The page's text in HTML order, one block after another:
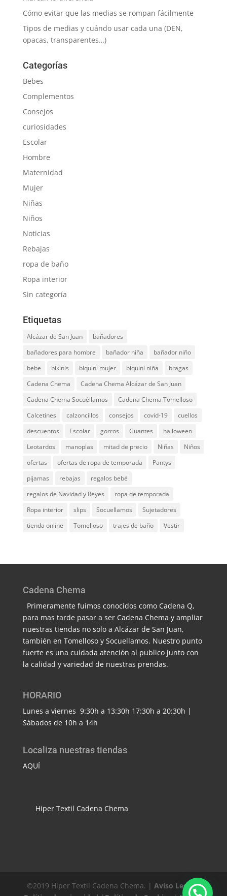
Cómo evitar que las medias se rompan fácilmente
Tipos de medias y cuándo usar cada una (DEN,
opacas, transparentes…)
Categorías
Bebes
Complementos
Consejos
curiosidades
Escolar
Hombre
Maternidad
Mujer
Niñas
Niños
Noticias
Rebajas
ropa de baño
Ropa interior
Sin categoría
Etiquetas
Alcázar de San Juan
bañadores
bañadores para hombre
bañador niña
bañador niño
bebe
bikinis biquini mujer biquini niña
bragas
Cadena Chema
Cadena Chema Alcázar de San Juan
Cadena Chema Socuéllamos
Cadena Chema Tomelloso
Calcetines
calzoncillos consejos covid-19
cuellos
descuentos
Escolar gorros Guantes
halloween
Leotardos
manoplas mitad de precio Niñas
Niños
ofertas
ofertas de ropa de temporada
Pantys
pijamas
rebajas
regalos bebé
regalos de Navidad y Reyes
ropa de temporada
Ropa interior
slips Socuellamos
Sujetadores
tienda online
Tomelloso trajes de baño Vestir
Cadena Chema
Primeramente fuimos conocidos como Cadena Q,
para mas tarde pasar a ser Cadena Chema y ampliar
nuestras tiendas no solo a Alcázar de San Juan,
también en Tomelloso y Socuellamos. Nuestro punto
fuerte es una cuidada atención al publico junto con
la calidad y variedad de nuestras prendas.
HORARIO
Lunes a viernes 9:30h a 13:30h 17:30h a 20:30h |
Sábados de 10h a 14h
Localiza nuestras tiendas
AQUÍ
Hiper Textil Cadena Chema
©2019 Hiper Textil Cadena Chema. |Aviso Legal|